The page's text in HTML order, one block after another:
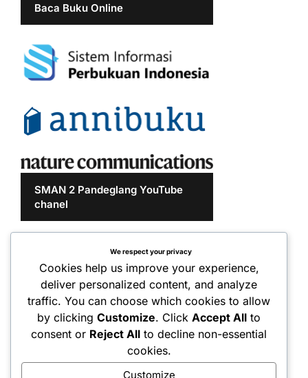
Baca Buku Online
SMAN 2 Pandeglang YouTube
chanel
We respect your privacy
Cookies help us improve your experience,
deliver personalized content, and analyze
traffic. You can choose which cookies to allow
by clickingCustomize. ClickAccept All to
consent or Reject All to decline non-essential
cookies.
Customize